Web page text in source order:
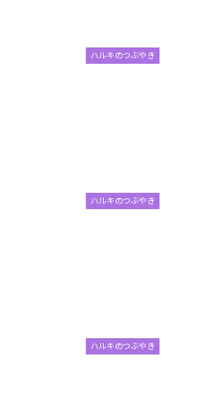
ハルキのつぶやき
ハルキのつぶやき
ハルキのつぶやき